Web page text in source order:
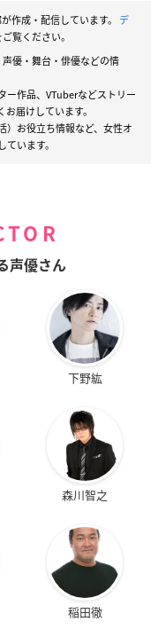
作成・配信しています。 デ
覧ください。
優・舞台・俳優などの情
ー作品、VTuberなどストリー
届けしています。
）お役立ち情報など、女性オ
います。
声優さん
下野紘
森川智之
稲田徹